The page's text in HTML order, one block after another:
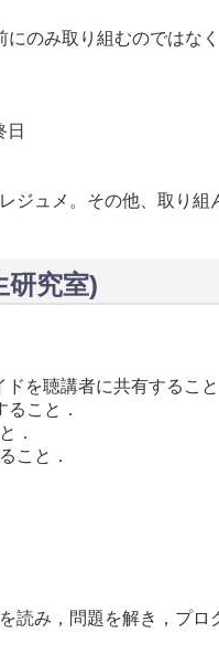
のみ取り組むのではな
日
ジュメ。その他、取り
研究室)
を聴講者に共有すること
こと．
．
こと．
読み，問題を解き，プロ